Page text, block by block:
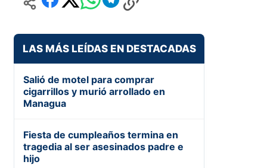
LAS MÁS LEÍDAS EN DESTACADAS
Salió de motel para comprar
cigarrillos y murió arrollado en
Managua
Fiesta de cumpleaños termina en
tragedia al ser asesinados padre e
hijo